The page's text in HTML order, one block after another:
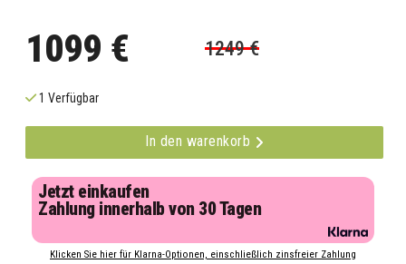
1099 € 1249 €
1 Verfügbar
In den warenkorb
Jetzt einkaufen
Zahlung innerhalb von 30 Tagen
Klicken Sie hier für Klarna-Optionen, einschließlich zinsfreier Zahlung